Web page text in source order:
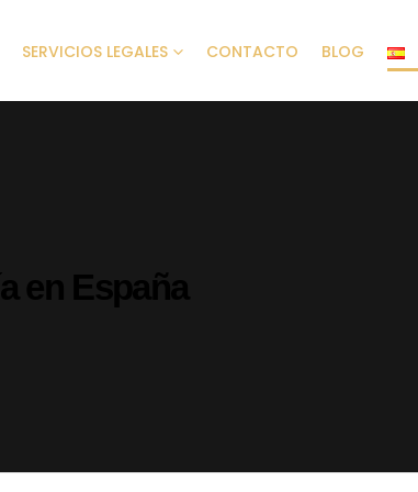
SERVICIOS LEGALES CONTACTO BLOG